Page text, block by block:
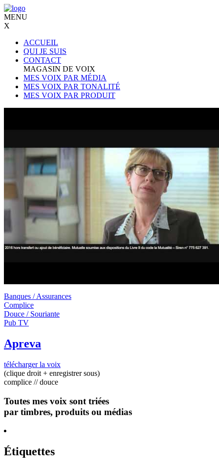
MENU
X
ACCUEIL
QUI JE SUIS
CONTACT
MAGASIN DE VOIX
MES VOIX PAR MÉDIA
MES VOIX PAR TONALITÉ
MES VOIX PAR PRODUIT
Banques / Assurances
Complice
Douce / Souriante
Pub TV
Apreva
télécharger la voix
(clique droit + enregistrer sous)
complice // douce
Toutes mes voix sont triées
par timbres, produits ou médias
Étiquettes